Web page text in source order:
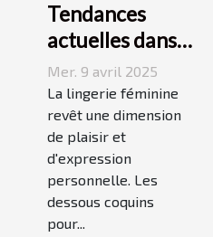
Tendances
actuelles dans
les dessous
coquins pour
femmes
Mer. 9 avril 2025
La lingerie féminine
revêt une dimension
de plaisir et
d'expression
personnelle. Les
dessous coquins
pour...